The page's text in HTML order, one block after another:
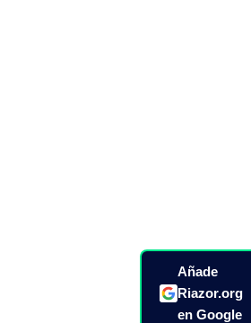
Añade
Riazor.org
en Google